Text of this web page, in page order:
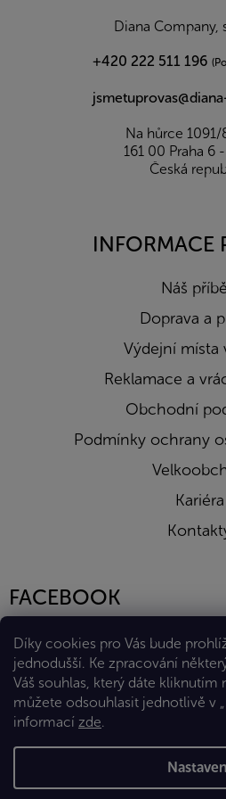
Díky cookies pro Vás bude
jednodušší. Ke zpracování
Váš souhlas, který dáte kliknutím
můžete odsouhlasit jednotlivě v
informací zde.
Diana Company,
+420 222 511 196
Na hůrce 1091/
161 00 Praha 6
Česká
INFORMACE
Náš
Doprava a
Výdejní místa
Reklamace a
Obchodní
Podmínky ochrany
Kariéra
FACEBOOK
Vytvořil